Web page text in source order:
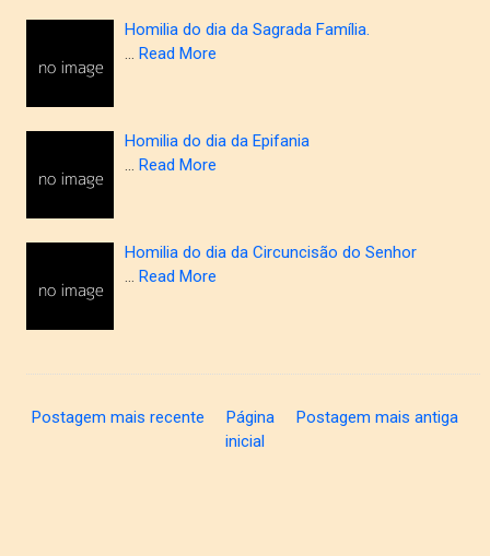
Homilia do dia da Sagrada Família.
… Read More
Homilia do dia da Epifania
… Read More
Homilia do dia da Circuncisão do Senhor
… Read More
Postagem mais recente Postagem mais antiga
Página
inicial